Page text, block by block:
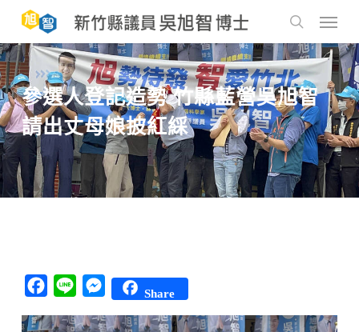
main
content search
Menu
參選人登記造勢 竹縣藍營吳旭智
請出丈母娘披紅綵
Facebook
Line Messenger
Share